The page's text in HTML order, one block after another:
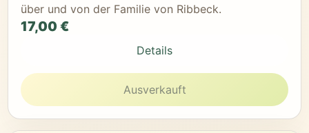
über und von der Familie von Ribbeck.
17,00 €
Details
Ausverkauft